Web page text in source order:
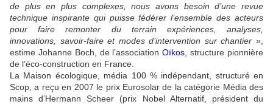
de plus en plus complexes, nous avons besoin d’une revue
technique inspirante qui puisse fédérer l’ensemble des acteurs
pour faire remonter du terrain expériences, analyses,
innovations, savoir-faire et modes d’intervention sur chantier »
estime Johanne Boch, de l’associationOïkos , structure pionnière
de l’éco-construction en France.
La Maison écologique, média 100 % indépendant, structuré en
Scop, a reçu en 2007 le prix Eurosolar de la catégorie Média des
mains d’Hermann Scheer (prix Nobel Alternatif, président du